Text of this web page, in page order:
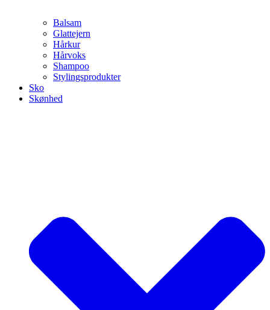
Balsam
Glattejern
Hårkur
Hårvoks
Shampoo
Stylingsprodukter
Sko
Skønhed